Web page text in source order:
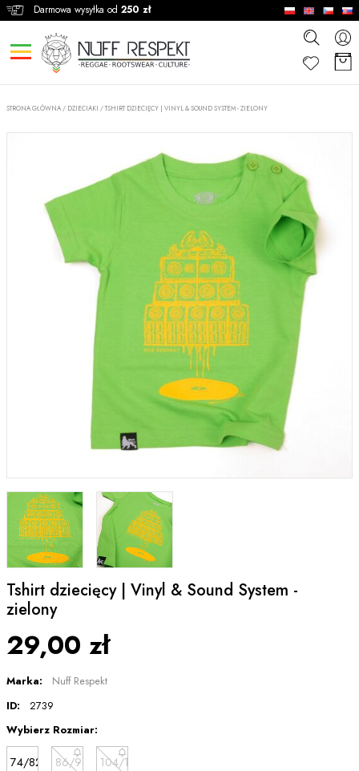
Darmowa wysyłka od 250 zł
STRONA GŁÓWNA / DZIECIAKI /TSHIRT DZIECIĘCY | VINYL & SOUND SYSTEM - ZIELONY
Tshirt dziecięcy | Vinyl & Sound System -
zielony
29,00 zł
Marka:
Nuff Respekt
ID:
2739
Wybierz Rozmiar:
74/82 86/98 104/116